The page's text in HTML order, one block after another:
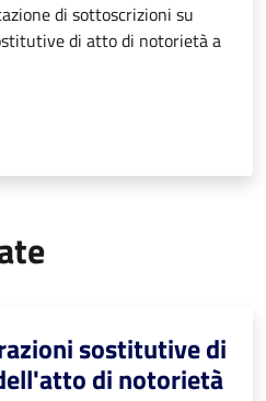
di sottoscrizioni su
di atto di notorietà a
sostitutive di
di notorietà